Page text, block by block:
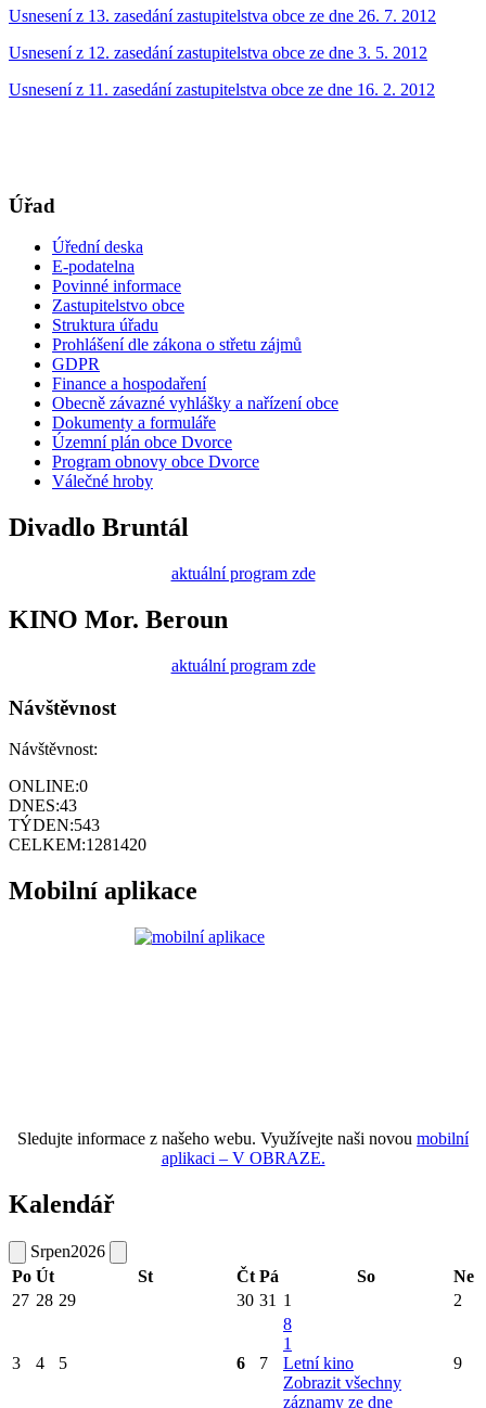
Usnesení z 13. zasedání zastupitelstva obce ze dne 26. 7. 2012
Usnesení z 12. zasedání zastupitelstva obce ze dne 3. 5. 2012
Usnesení z 11. zasedání zastupitelstva obce ze dne 16. 2. 2012
Úřad
Úřední deska
E-podatelna
Povinné informace
Zastupitelstvo obce
Struktura úřadu
Prohlášení dle zákona o střetu zájmů
GDPR
Finance a hospodaření
Obecně závazné vyhlášky a nařízení obce
Dokumenty a formuláře
Územní plán obce Dvorce
Program obnovy obce Dvorce
Válečné hroby
Divadlo Bruntál
aktuální program zde
KINO Mor. Beroun
aktuální program zde
Návštěvnost
Návštěvnost:
ONLINE:0
DNES:43
TÝDEN:543
CELKEM:1281420
Mobilní aplikace
Sledujte informace z našeho webu. Využívejte naši novou mobilní
aplikaci – V OBRAZE.
Kalendář
Srpen2026
Po Út St Čt Pá So
Ne
27 28 29 30 31 1 2
3 4 5 6 7
8
1
Letní kino
Zobrazit všechny
záznamy ze dne
9